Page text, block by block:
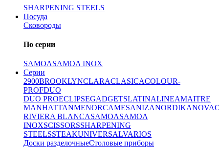
SHARPENING STEELS
Посуда
Сковороды
По серии
SAMOASAMOA INOX
Серии
2900BROOKLYNCLARACLASICACOLOUR-
PROFDUO
DUO PROECLIPSEGADGETSLATINALINEAMAITRE
MANHATTANMENORCAMESANIZANORDIKANOVA
RIVIERA BLANCASAMOASAMOA
INOXSCISSORSSHARPENING
STEELSSTEAKUNIVERSALVARIOS
Доски разделочныеСтоловые приборы